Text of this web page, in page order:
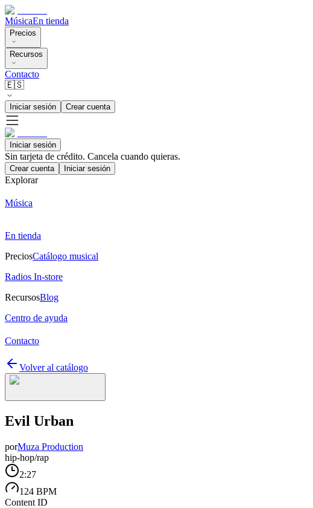
MúsicaEn tienda
Precios
Recursos
Contacto
🇪🇸
Iniciar sesión Crear cuenta
Iniciar sesión
Sin tarjeta de crédito. Cancela cuando quieras.
Crear cuenta Iniciar sesión
Explorar
Música
En tienda
PreciosCatálogo musical
Radios In-store
RecursosBlog
Centro de ayuda
Contacto
Volver al catálogo
Evil Urban
porMuza Production
hip-hop/rap
2:27
124 BPM
Content ID